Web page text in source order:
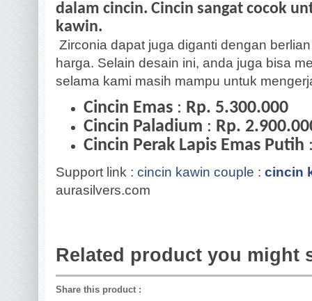
dalam cincin. Cincin sangat cocok
kawin.
Zirconia dapat juga diganti dengan
harga. Selain desain ini, anda juga bisa
selama kami masih mampu untuk
Cincin Emas : Rp. 5.300.000
Cincin Paladium : Rp.
Cincin Perak Lapis Emas Putih
Support link : cincin kawin couple : cincin
aurasilvers.com
Related product you might
Share this product :